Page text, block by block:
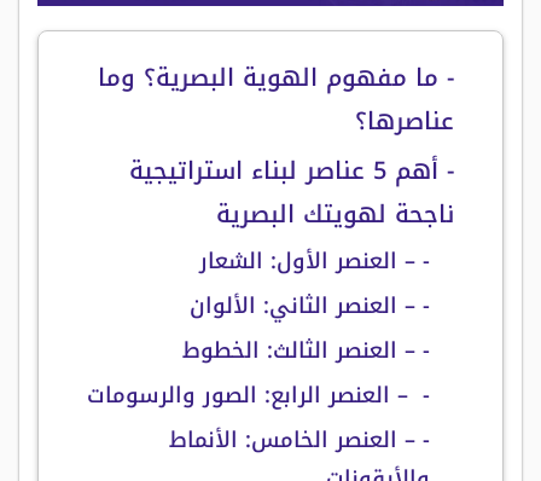
- ما مفهوم الهوية البصرية؟ وما
عناصرها؟
- أهم 5 عناصر لبناء استراتيجية
ناجحة لهويتك البصرية
- – العنصر الأول: الشعار
- – العنصر الثاني: الألوان
- – العنصر الثالث: الخطوط
- – العنصر الرابع: الصور والرسومات
- – العنصر الخامس: الأنماط